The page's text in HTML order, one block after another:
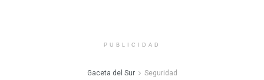
PUBLICIDAD
Gaceta del Sur Seguridad